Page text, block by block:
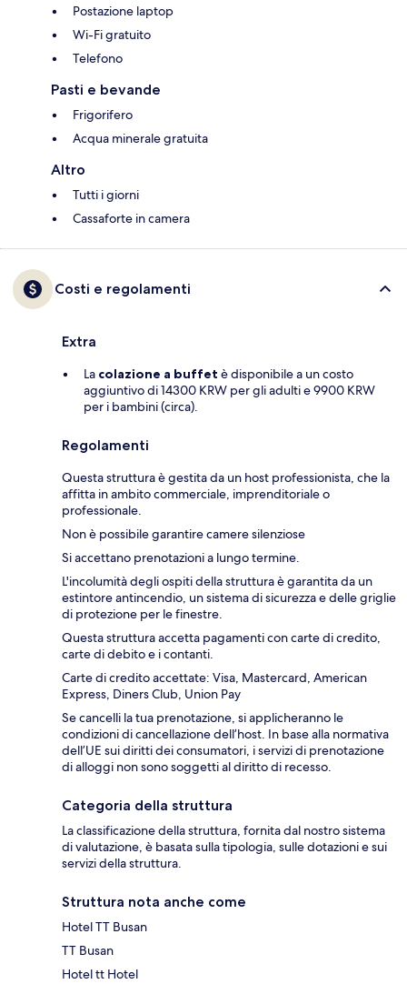
Postazione laptop
Wi-Fi gratuito
Telefono
Pasti e bevande
Frigorifero
Acqua minerale gratuita
Altro
Tutti i giorni
Cassaforte in camera
Costi e regolamenti
Extra
La colazione a buffet è disponibile a un costo
aggiuntivo di 14300 KRW per gli adulti e 9900 KRW
per i bambini (circa).
Regolamenti
Questa struttura è gestita da un host professionista, che la
affitta in ambito commerciale, imprenditoriale o
professionale.
Non è possibile garantire camere silenziose
Si accettano prenotazioni a lungo termine.
L'incolumità degli ospiti della struttura è garantita da un
estintore antincendio, un sistema di sicurezza e delle griglie
di protezione per le finestre.
Questa struttura accetta pagamenti con carte di credito,
carte di debito e i contanti.
Carte di credito accettate: Visa, Mastercard, American
Express, Diners Club, Union Pay
Se cancelli la tua prenotazione, si applicheranno le
condizioni di cancellazione dell’host. In base alla normativa
dell’UE sui diritti dei consumatori, i servizi di prenotazione
di alloggi non sono soggetti al diritto di recesso.
Categoria della struttura
La classificazione della struttura, fornita dal nostro sistema
di valutazione, è basata sulla tipologia, sulle dotazioni e sui
servizi della struttura.
Struttura nota anche come
Hotel TT Busan
TT Busan
Hotel tt Hotel